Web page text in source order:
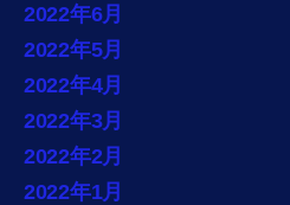
2022年6月
2022年5月
2022年4月
2022年3月
2022年2月
2022年1月